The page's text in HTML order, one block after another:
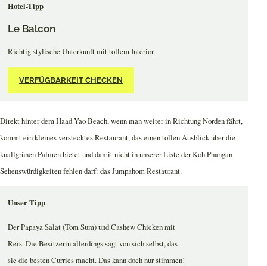
Hotel-Tipp
Le Balcon
Richtig stylische Unterkunft mit tollem Interior.
VERFÜGBARKEIT CHECKEN
Direkt hinter dem Haad Yao Beach, wenn man weiter in Richtung Norden fährt,
kommt ein kleines verstecktes Restaurant, das einen tollen Ausblick über die
knallgrünen Palmen bietet und damit nicht in unserer Liste der Koh Phangan
Sehenswürdigkeiten fehlen darf: das Jumpahom Restaurant.
Unser Tipp
Der Papaya Salat (Tom Sum) und Cashew Chicken mit
Reis. Die Besitzerin allerdings sagt von sich selbst, das
sie die besten Curries macht. Das kann doch nur stimmen!